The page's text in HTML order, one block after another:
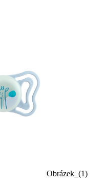
Obrázek_(1)